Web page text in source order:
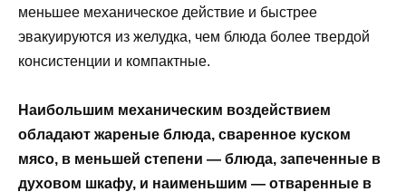
меньшее механическое действие и быстрее
эвакуируются из желудка, чем блюда более твердой
консистенции и компактные.
Наибольшим механическим воздействием
обладают жареные блюда, сваренное куском
мясо, в меньшей степени — блюда, запеченные в
духовом шкафу, и наименьшим — отваренные в